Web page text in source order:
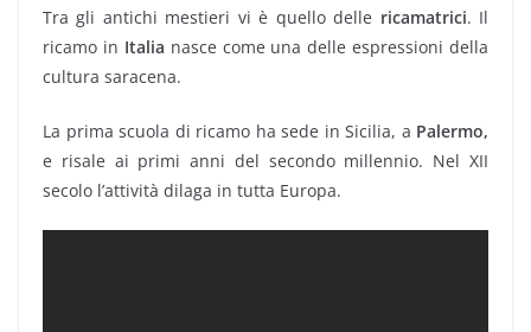
Tra gli antichi mestieri vi è quello delle ricamatrici. Il
ricamo in Italia nasce come una delle espressioni della
cultura saracena.
La prima scuola di ricamo ha sede in Sicilia, a Palermo,
e risale ai primi anni del secondo millennio. Nel XII
secolo l’attività dilaga in tutta Europa.